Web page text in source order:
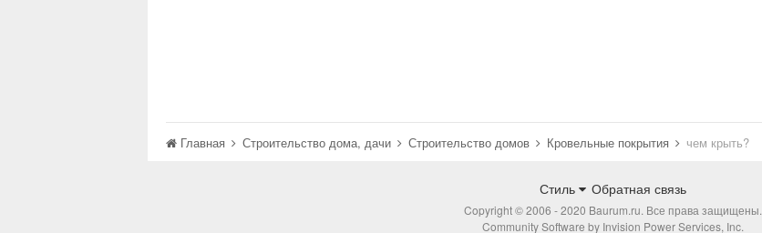
Главная Строительство дома, дачи Строительство домов Кровельные покрытия чем крыть?
Стиль Обратная связь
Copyright © 2006 - 2020 Baurum.ru. Все права защищены.
Community Software by Invision Power Services, Inc.